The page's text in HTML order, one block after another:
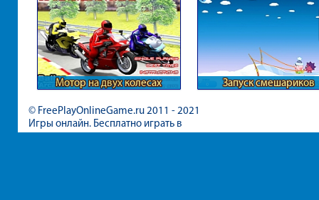
Мотор на двух колесах Запуск смешариков
© FreePlayOnlineGame.ru 2011 - 2021
Игры онлайн. Бесплатно играть в
игры для девочек и мальчиков